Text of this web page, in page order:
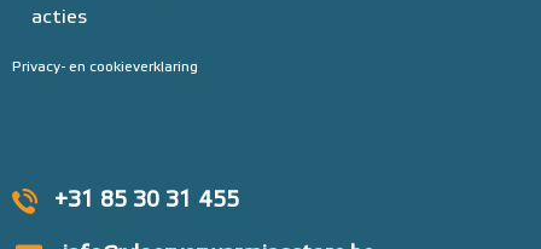
+31 85 30 31 455
acties
Privacy- en cookieverklaring